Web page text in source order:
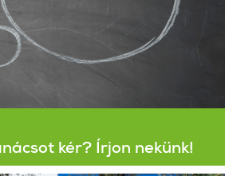
kér? Írjon nekünk!